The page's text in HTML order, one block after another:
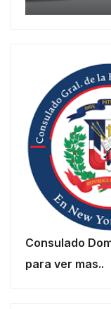
Consulado
para ver mas..